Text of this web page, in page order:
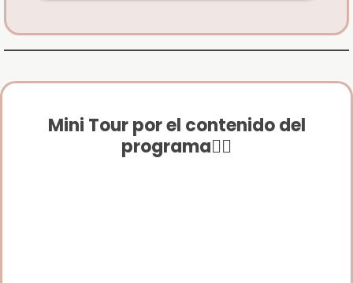
Mini Tour por el contenido del
programa👇🏻